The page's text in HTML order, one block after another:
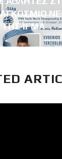
ΤΗΣ IFMA